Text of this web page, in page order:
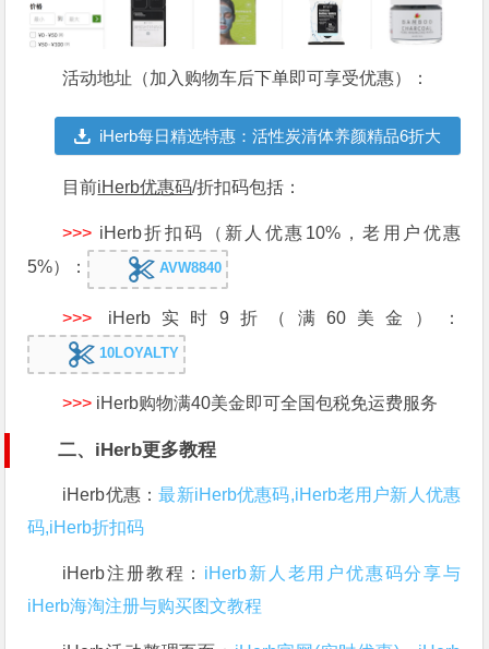
活动地址（加入购物车后下单即可享受优惠）：
iHerb每日精选特惠：活性炭清体养颜精品6折大
目前iHerb优惠码/折扣码包括：
>>> iHerb折扣码（新人优惠10%，老用户优惠
5%）：
AVW8840
>>> iHerb实时9折（满60美金）：
10LOYALTY
>>> iHerb购物满40美金即可全国包税免运费服务
二、iHerb更多教程
iHerb优惠：最新iHerb优惠码,iHerb老用户新人优惠
码,iHerb折扣码
iHerb注册教程： iHerb新人老用户优惠码分享与
iHerb海淘注册与购买图文教程